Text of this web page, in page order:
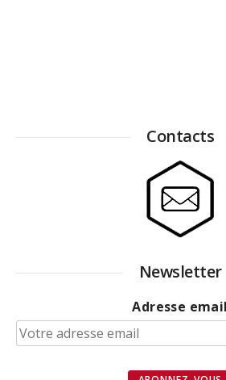
Contacts
Newsletter
Adresse email